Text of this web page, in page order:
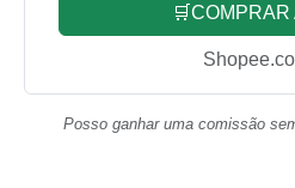
🛒COMPRAR
Posso ganhar uma comissão